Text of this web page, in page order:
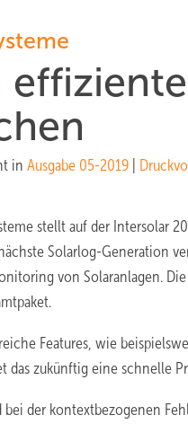
in Ausgabe 05-2019
stellt auf der Intersolar
Solarlog-Generation
von Solaranlagen.
Features, wie
das zukünftig eine schnelle
bei der kontextbezogenen